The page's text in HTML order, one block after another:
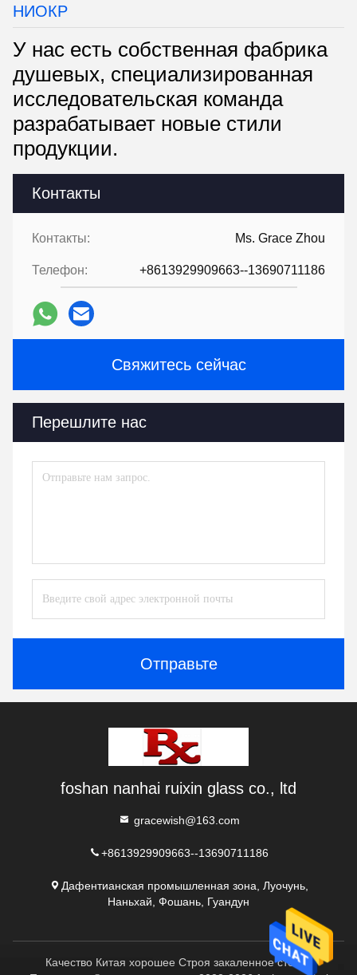
Контакты
Контакты: Ms. Grace Zhou
Телефон: +8613929909663--13690711186
Свяжитесь сейчас
Перешлите нас
Отправьте
НИОКР
У нас есть собственная фабрика
душевых, специализированная
исследовательская команда
разрабатывает новые стили
продукции.
foshan nanhai ruixin glass co., ltd
gracewish@163.com
+8613929909663--13690711186
Дафентианская промышленная зона, Луочунь,
Наньхай, Фошань, Гуандун
Качество Китая хорошее Строя закаленное стекло